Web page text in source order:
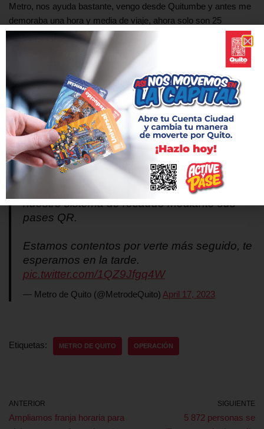
Metro, nos ayuda bastante, vengo desde Quitumbe y antes me
demoraba una hora y media de viaje, ahora solo son 25
minutos”, comentó Andrés Simba, usuario.
Desde el 23 de enero de 2023 se han realizado 250 viajes de
extremo a extremo en los trenes del Metro de Quito,
acumulando más de 4 500 kilómetros recorridos y movilizando
a alrededor de 80 mil personas.
#HOY| Desde las 7 AM miles de ciudadanas
y ciudadanos acudieron a nuestras
estaciones. Interactuaron al ingreso y salida
con los validadores que harán parte de
nuestro sistema de recaudo mediante sus
pases QR.
Estamos contentos por verte más seguido, te
esperamos en la tarde.
pic.twitter.com/1QZ9Jfgq4W
— Metro de Quito (@MetrodeQuito) April 17, 2023
Etiquetas: METRO DE QUITO OPERACIÓN
ANTERIOR
Ampliamos franja horaria para
SIGUIENTE
5 872 personas se